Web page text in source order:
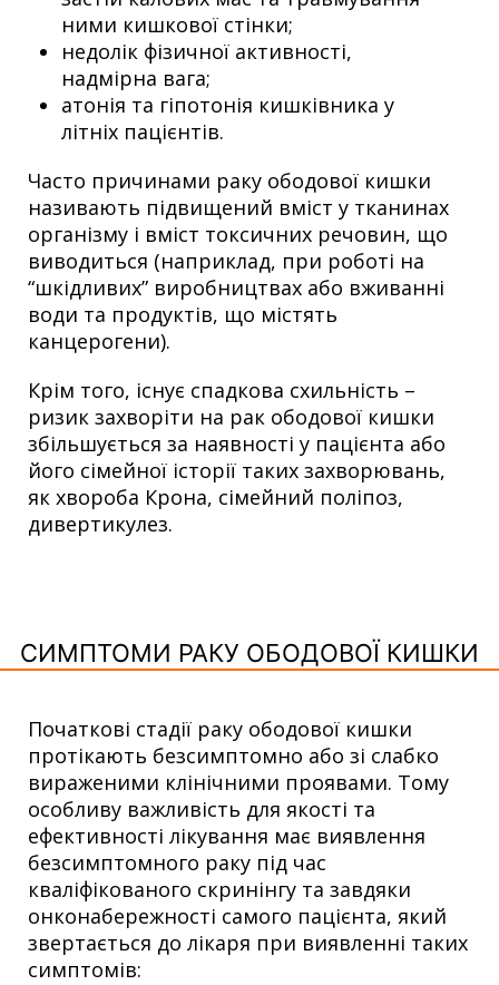
ними кишкової стінки;
недолік фізичної активності,
надмірна вага;
атонія та гіпотонія кишківника у
літніх пацієнтів.
Часто причинами раку ободової кишки
називають підвищений вміст у тканинах
організму і вміст токсичних речовин, що
виводиться (наприклад, при роботі на
“шкідливих” виробництвах або вживанні
води та продуктів, що містять
канцерогени).
Крім того, існує спадкова схильність –
ризик захворіти на рак ободової кишки
збільшується за наявності у пацієнта або
його сімейної історії таких захворювань,
як хвороба Крона, сімейний поліпоз,
дивертикулез.
СИМПТОМИ РАКУ ОБОДОВОЇ КИШКИ
Початкові стадії раку ободової кишки
протікають безсимптомно або зі слабко
вираженими клінічними проявами. Тому
особливу важливість для якості та
ефективності лікування має виявлення
безсимптомного раку під час
кваліфікованого скринінгу та завдяки
онконабережності самого пацієнта, який
звертається до лікаря при виявленні таких
симптомів: